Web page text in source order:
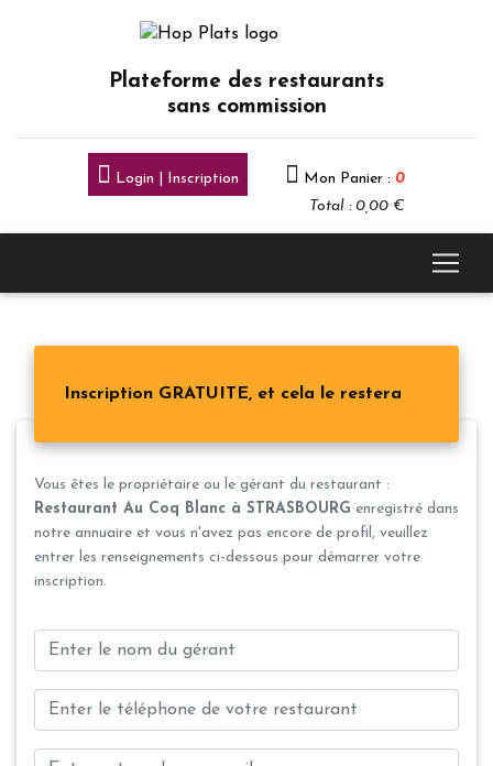
Plateforme des restaurants
sans commission
Login | Inscription Mon Panier : 0
Total : 0,00 €
Inscription GRATUITE, et cela le restera
Vous êtes le propriétaire ou le gérant du restaurant :
Restaurant Au Coq Blanc à STRASBOURG enregistré dans
notre annuaire et vous n'avez pas encore de profil, veuillez
entrer les renseignements ci-dessous pour démarrer votre
inscription.